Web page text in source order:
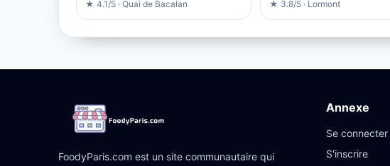
★ 4.1/5 · Quai de Bacalan ★ 3.8/5 · Lormont
FoodyParis.com est un site communautaire qui
Annexe
Se connecter
S'inscrire